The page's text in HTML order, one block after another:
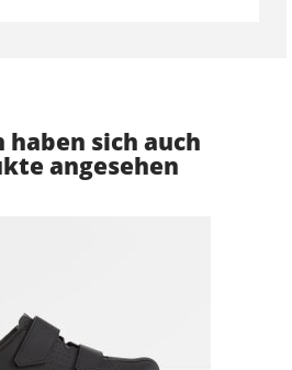
haben sich auch
angesehen